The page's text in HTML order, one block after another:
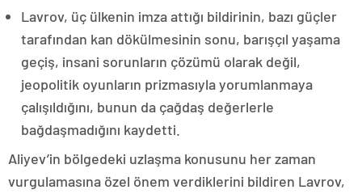
Lavrov, üç ülkenin imza attığı bildirinin, bazı güçler
tarafından kan dökülmesinin sonu, barışçıl yaşama
geçiş, insani sorunların çözümü olarak değil,
jeopolitik oyunların prizmasıyla yorumlanmaya
çalışıldığını, bunun da çağdaş değerlerle
bağdaşmadığını kaydetti.
Aliyev’in bölgedeki uzlaşma konusunu her zaman
vurgulamasına özel önem verdiklerini bildiren Lavrov,